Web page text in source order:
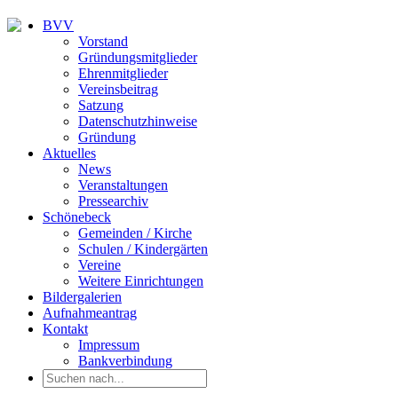
BVV
Vorstand
Gründungsmitglieder
Ehrenmitglieder
Vereinsbeitrag
Satzung
Datenschutzhinweise
Gründung
Aktuelles
News
Veranstaltungen
Pressearchiv
Schönebeck
Gemeinden / Kirche
Schulen / Kindergärten
Vereine
Weitere Einrichtungen
Bildergalerien
Aufnahmeantrag
Kontakt
Impressum
Bankverbindung